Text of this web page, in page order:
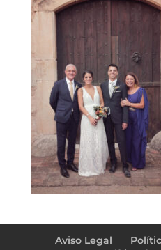
Aviso Legal